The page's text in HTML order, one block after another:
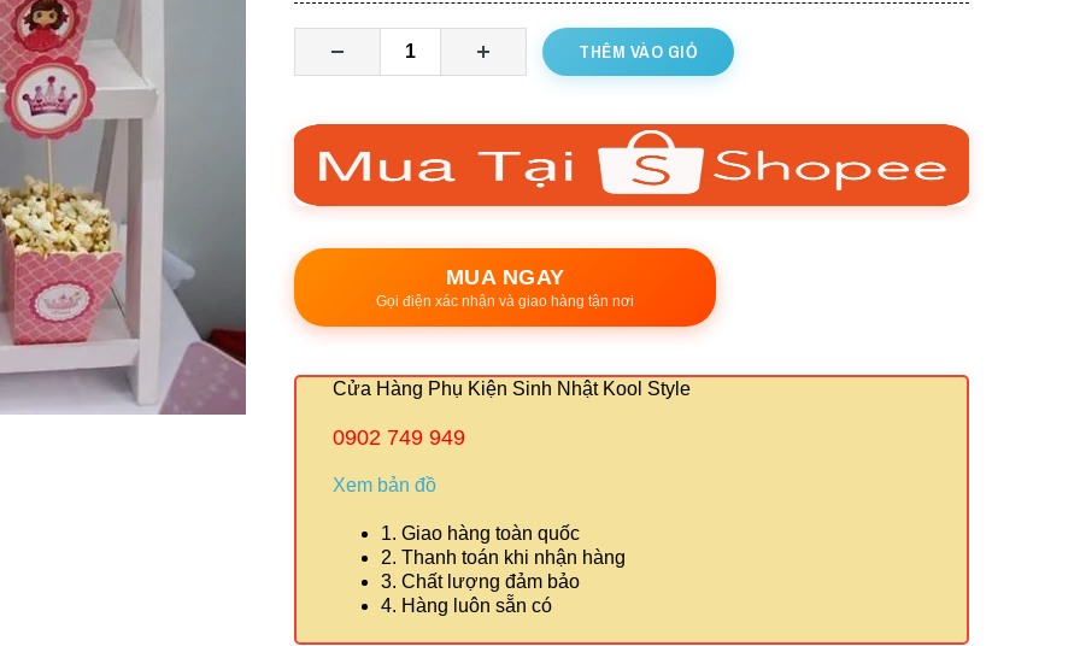
THÊM VÀO GIỎ
MUA NGAY
Gọi điện xác nhận và giao hàng tận nơi
Cửa Hàng Phụ Kiện Sinh Nhật Kool Style
0902 749 949
Xem bản đồ
1. Giao hàng toàn quốc
2. Thanh toán khi nhận hàng
3. Chất lượng đảm bảo
4. Hàng luôn sẵn có